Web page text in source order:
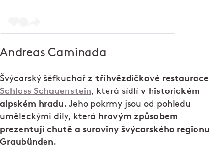
Andreas Caminada
Švýcarský šéfkuchařz tříhvězdičkové restaurace
Schloss Schauenstein, která sídlív historickém
alpském hradu. Jeho pokrmy jsou od pohledu
uměleckými díly, která hravým způsobem
prezentují chutě a suroviny švýcarského regionu
Graubünden.